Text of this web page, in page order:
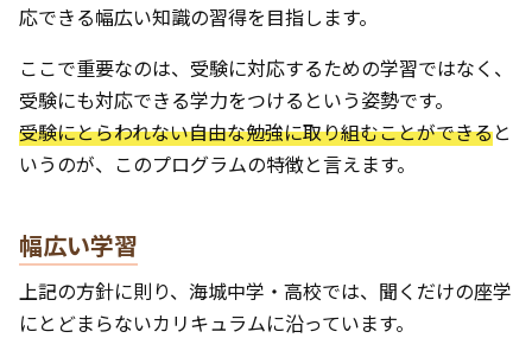
応できる幅広い知識の習得を目指します。
ここで重要なのは、受験に対応するための学習ではなく、
受験にも対応できる学力をつけるという姿勢です。
受験にとらわれない自由な勉強に取り組むことができると
いうのが、このプログラムの特徴と言えます。
幅広い学習
上記の方針に則り、海城中学・高校では、聞くだけの座学
にとどまらないカリキュラムに沿っています。